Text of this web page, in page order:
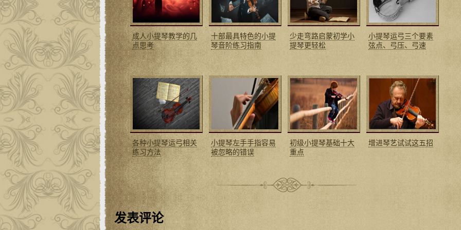
成人小提琴教学的几
点思考
十部最具特色的小提
琴音阶练习指南
少走弯路启蒙初学小
提琴更轻松
小提琴运弓三个要素
弦点、弓压、弓速
各种小提琴运弓相关
练习方法
小提琴左手手指容易
被忽略的错误
初级小提琴基础十大
重点
增进琴艺试试这五招
发表评论